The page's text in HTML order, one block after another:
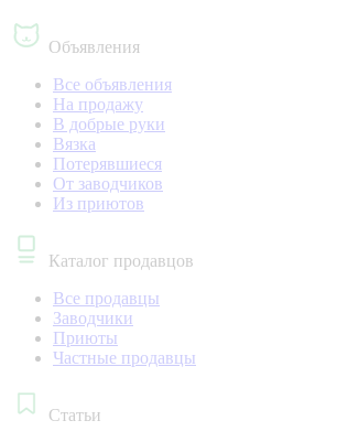
Объявления
Все объявления
На продажу
В добрые руки
Вязка
Потерявшиеся
От заводчиков
Из приютов
Каталог продавцов
Все продавцы
Заводчики
Приюты
Частные продавцы
Статьи